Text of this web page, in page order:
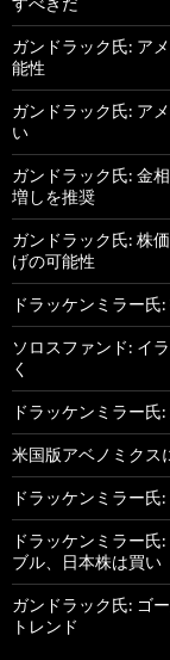
ガンドラック氏: ア
能性
ガンドラック氏: ア
い
ガンドラック氏: 金
増しを推奨
ガンドラック氏: 株
げの可能性
ドラッケンミラー
ソロスファンド: イ
く
ドラッケンミラー
米国版アベノミクス
ドラッケンミラー
ドラッケンミラー
ブル、日本株は買い
ガンドラック氏: ゴ
トレンド